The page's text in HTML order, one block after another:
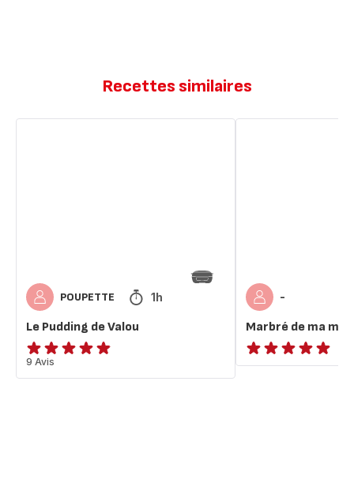
Recettes similaires
POUPETTE 1h
Le Pudding de Valou
ratings.4.8
9 Avis
-
Marbré de ma
ratings.NaN